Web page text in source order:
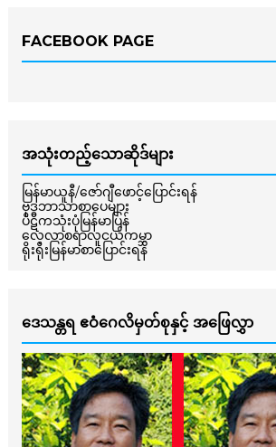
FACEBOOK PAGE
အသုံးတည့်သောဆိုဒ်များ
မြန်မာယူနီ/ဇော်ဂျီဖောင့်ပြောင်းရန်
ဗုဒ္ဓဘာသာစာပေများ
ပိဋကသုံးပုံမြန်မာပြန်
လေ့လာစရာလူငယ်ကမ္ဘာ
ရိုးရိုးမြန်မာစာပြောင်းရန်
ဒေသန္တရ ဧဝံဂေလိမှတ်စုနှင့် အဖြေလွှာ